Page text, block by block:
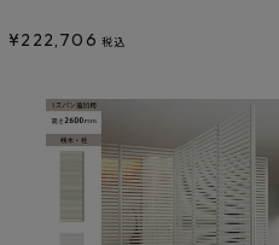
¥222,706 税込